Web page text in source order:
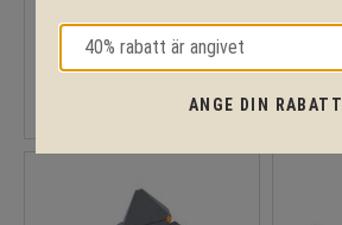
ZIGZAG BOULDER 2
ANGE DIN RABATT